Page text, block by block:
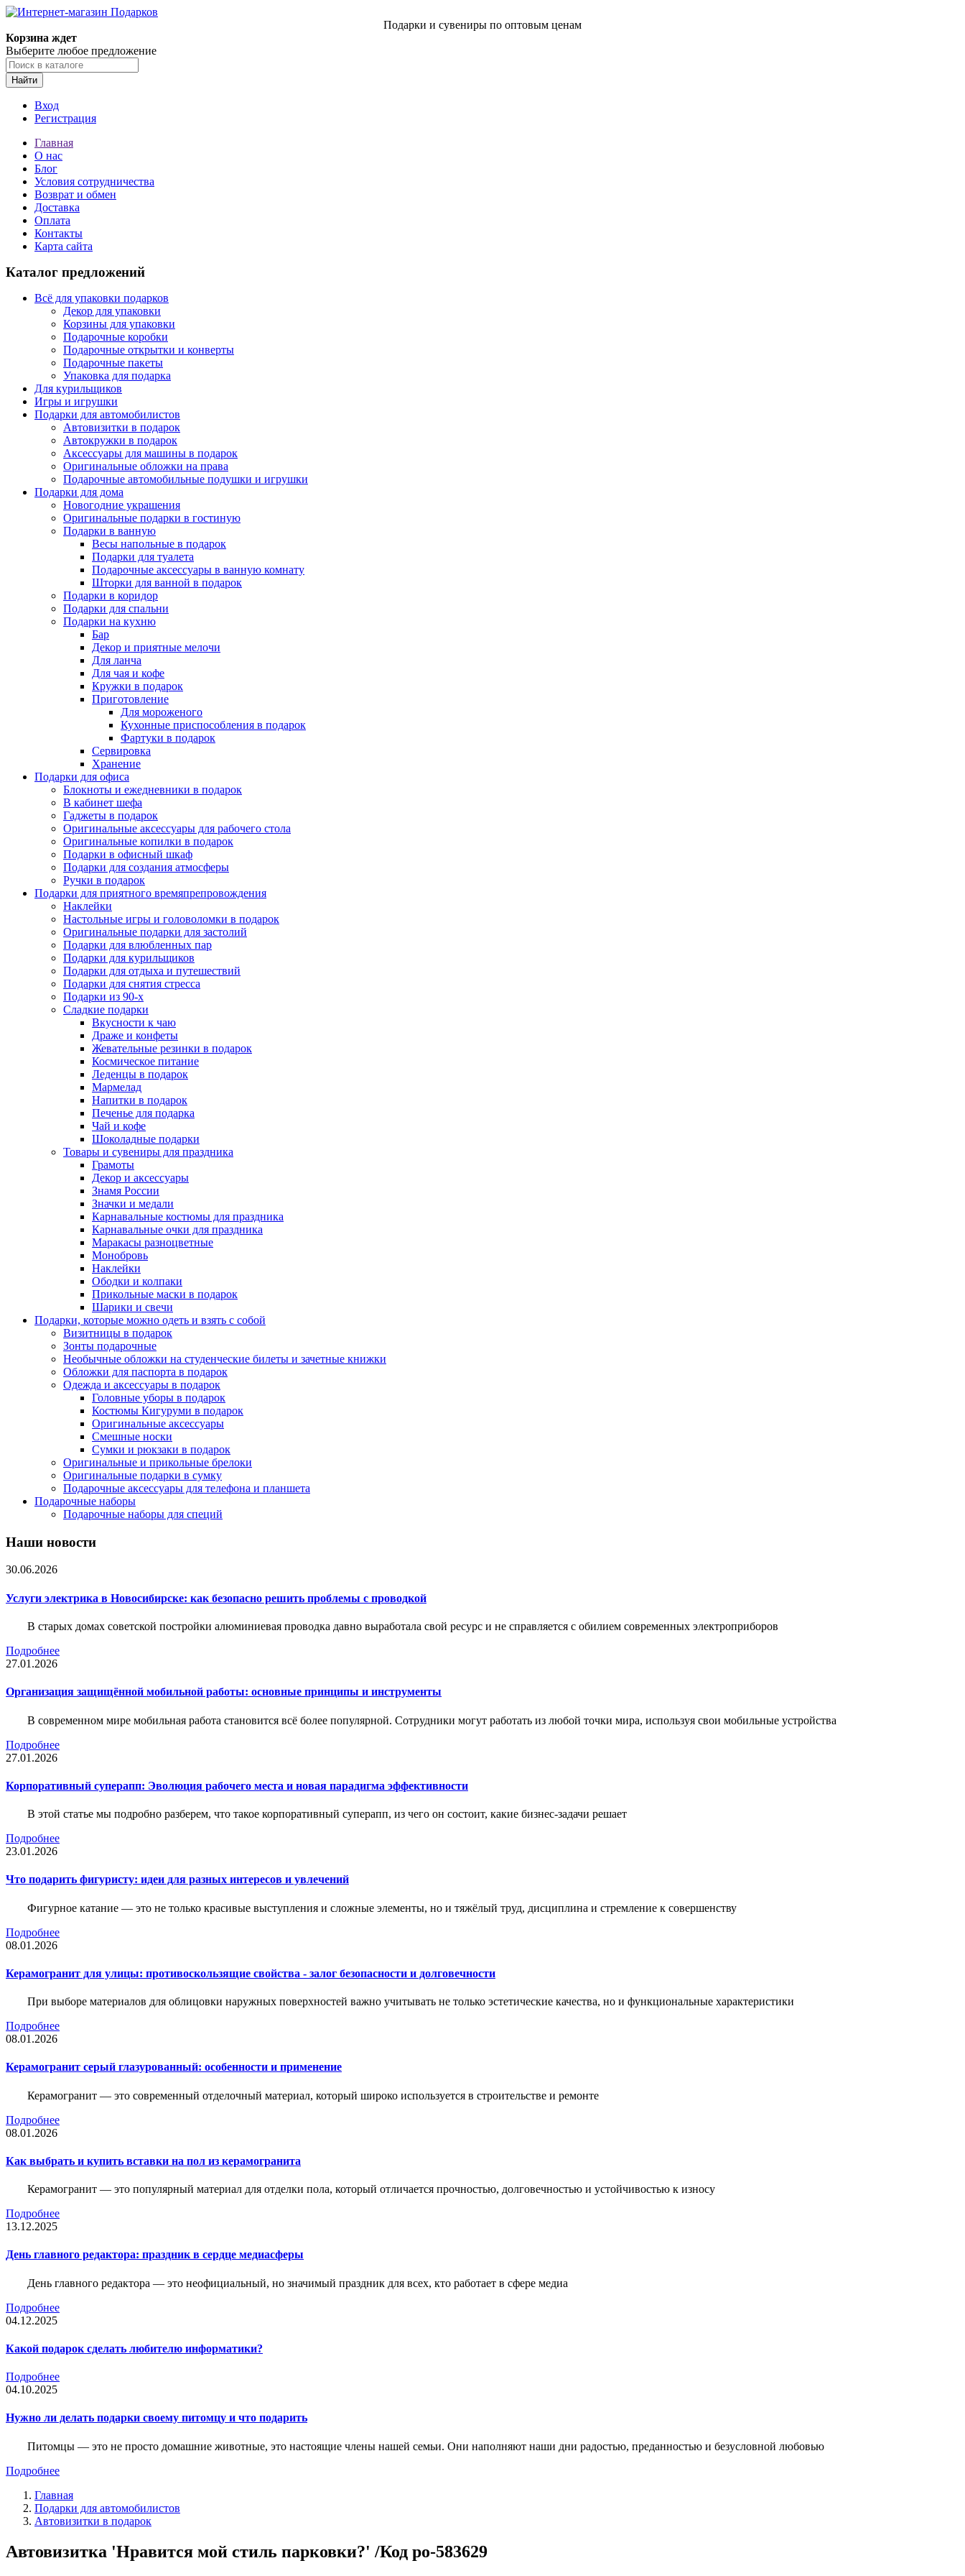
Подарки и сувениры по оптовым ценам
Корзина ждет
Выберите любое предложение
Найти
Вход
Регистрация
Главная
О нас
Блог
Условия сотрудничества
Возврат и обмен
Доставка
Оплата
Контакты
Карта сайта
Каталог предложений
Всё для упаковки подарков
Декор для упаковки
Корзины для упаковки
Подарочные коробки
Подарочные открытки и конверты
Подарочные пакеты
Упаковка для подарка
Для курильщиков
Игры и игрушки
Подарки для автомобилистов
Автовизитки в подарок
Автокружки в подарок
Аксессуары для машины в подарок
Оригинальные обложки на права
Подарочные автомобильные подушки и игрушки
Подарки для дома
Новогодние украшения
Оригинальные подарки в гостиную
Подарки в ванную
Весы напольные в подарок
Подарки для туалета
Подарочные аксессуары в ванную комнату
Шторки для ванной в подарок
Подарки в коридор
Подарки для спальни
Подарки на кухню
Бар
Декор и приятные мелочи
Для ланча
Для чая и кофе
Кружки в подарок
Приготовление
Для мороженого
Кухонные приспособления в подарок
Фартуки в подарок
Сервировка
Хранение
Подарки для офиса
Блокноты и ежедневники в подарок
В кабинет шефа
Гаджеты в подарок
Оригинальные аксессуары для рабочего стола
Оригинальные копилки в подарок
Подарки в офисный шкаф
Подарки для создания атмосферы
Ручки в подарок
Подарки для приятного времяпрепровождения
Наклейки
Настольные игры и головоломки в подарок
Оригинальные подарки для застолий
Подарки для влюбленных пар
Подарки для курильщиков
Подарки для отдыха и путешествий
Подарки для снятия стресса
Подарки из 90-х
Сладкие подарки
Вкусности к чаю
Драже и конфеты
Жевательные резинки в подарок
Космическое питание
Леденцы в подарок
Мармелад
Напитки в подарок
Печенье для подарка
Чай и кофе
Шоколадные подарки
Товары и сувениры для праздника
Грамоты
Декор и аксессуары
Знамя России
Значки и медали
Карнавальные костюмы для праздника
Карнавальные очки для праздника
Маракасы разноцветные
Монобровь
Наклейки
Ободки и колпаки
Прикольные маски в подарок
Шарики и свечи
Подарки, которые можно одеть и взять с собой
Визитницы в подарок
Зонты подарочные
Необычные обложки на студенческие билеты и зачетные книжки
Обложки для паспорта в подарок
Одежда и аксессуары в подарок
Головные уборы в подарок
Костюмы Кигуруми в подарок
Оригинальные аксессуары
Смешные носки
Сумки и рюкзаки в подарок
Оригинальные и прикольные брелоки
Оригинальные подарки в сумку
Подарочные аксессуары для телефона и планшета
Подарочные наборы
Подарочные наборы для специй
Наши новости
30.06.2026
Услуги электрика в Новосибирске: как безопасно решить проблемы с проводкой
В старых домах советской постройки алюминиевая проводка давно выработала свой ресурс и не справляется с обилием современных электроприборов
Подробнее
27.01.2026
Организация защищённой мобильной работы: основные принципы и инструменты
В современном мире мобильная работа становится всё более популярной. Сотрудники могут работать из любой точки мира, используя свои мобильные устройства
Подробнее
27.01.2026
Корпоративный суперапп: Эволюция рабочего места и новая парадигма эффективности
В этой статье мы подробно разберем, что такое корпоративный суперапп, из чего он состоит, какие бизнес-задачи решает
Подробнее
23.01.2026
Что подарить фигуристу: идеи для разных интересов и увлечений
Фигурное катание — это не только красивые выступления и сложные элементы, но и тяжёлый труд, дисциплина и стремление к совершенству
Подробнее
08.01.2026
Керамогранит для улицы: противоскользящие свойства - залог безопасности и долговечности
При выборе материалов для облицовки наружных поверхностей важно учитывать не только эстетические качества, но и функциональные характеристики
Подробнее
08.01.2026
Керамогранит серый глазурованный: особенности и применение
Керамогранит — это современный отделочный материал, который широко используется в строительстве и ремонте
Подробнее
08.01.2026
Как выбрать и купить вставки на пол из керамогранита
Керамогранит — это популярный материал для отделки пола, который отличается прочностью, долговечностью и устойчивостью к износу
Подробнее
13.12.2025
День главного редактора: праздник в сердце медиасферы
День главного редактора — это неофициальный, но значимый праздник для всех, кто работает в сфере медиа
Подробнее
04.12.2025
Какой подарок сделать любителю информатики?
Подробнее
04.10.2025
Нужно ли делать подарки своему питомцу и что подарить
Питомцы — это не просто домашние животные, это настоящие члены нашей семьи. Они наполняют наши дни радостью, преданностью и безусловной любовью
Подробнее
Главная
Подарки для автомобилистов
Автовизитки в подарок
Автовизитка 'Нравится мой стиль парковки?' /Код po-583629